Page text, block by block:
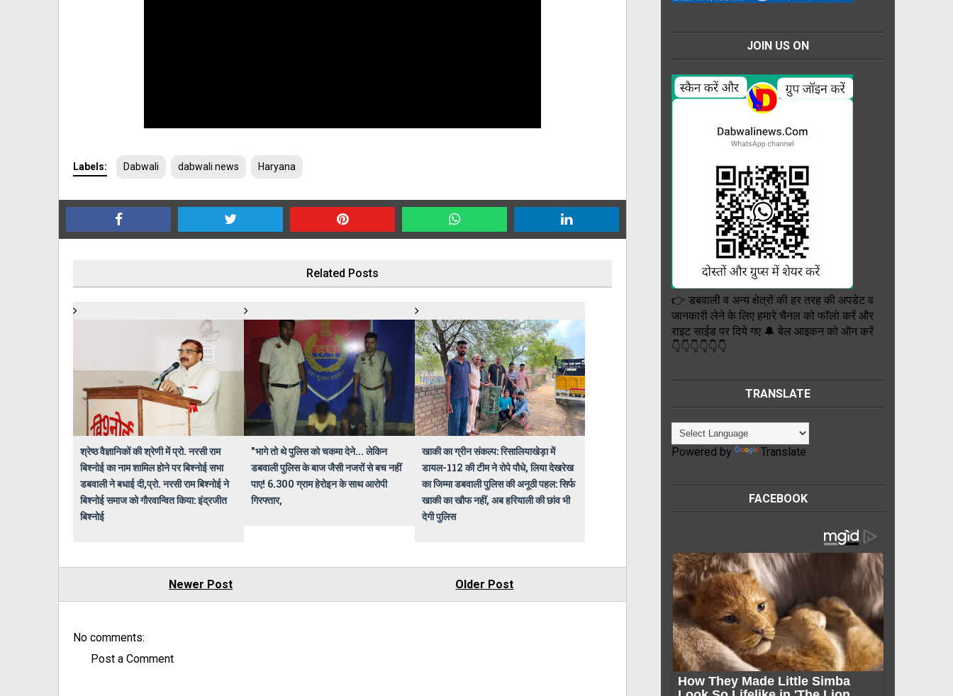
Labels: Dabwali dabwali news Haryana
Related Posts
श्रेष्ठ वैज्ञानिकों की श्रेणी में प्रो. नरसी राम
बिश्नोई का नाम शामिल होने पर बिश्नोई सभा
डबवाली ने बधाई दी,प्रो. नरसी राम बिश्नोई ने
बिश्नोई समाज को गौरवान्वित किया: इंद्रजीत
बिश्नोई
"भागे तो थे पुलिस को चकमा देने... लेकिन
डबवाली पुलिस के बाज जैसी नजरों से बच नहीं
पाए! 6.300 ग्राम हेरोइन के साथ आरोपी
गिरफ्तार,
खाकी का ग्रीन संकल्प: रिसालियाखेड़ा में
डायल-112 की टीम ने रोपे पौधे, लिया देखरेख
का जिम्मा डबवाली पुलिस की अनूठी पहल: सिर्फ
खाकी का खौफ नहीं, अब हरियाली की छांव भी
देगी पुलिस
Newer Post Older Post
No comments:
Post a Comment
JOIN US ON
👉 डबवाली व अन्य क्षेत्रों की हर तरह की अपडेट व
जानकारी लेने के लिए हमारे चैनल को फॉलो करें और
राइट साईड पर दिये गए 🔔 बेल आइकन को ऑन करें
👇👇👇👇👇👇
TRANSLATE
Powered by Translate
FACEBOOK